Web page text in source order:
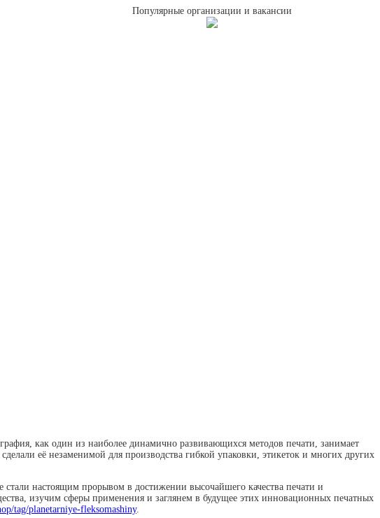
Популярные организации и вакансии
как один из наиболее динамично развивающихся методов печати, занимает
её незаменимой для производства гибкой упаковки, этикеток и многих других
настоящим прорывом в достижении высочайшего качества печати и
изучим сферы применения и заглянем в будущее этих инновационных печатных
tag/planetarniye-fleksomashiny.